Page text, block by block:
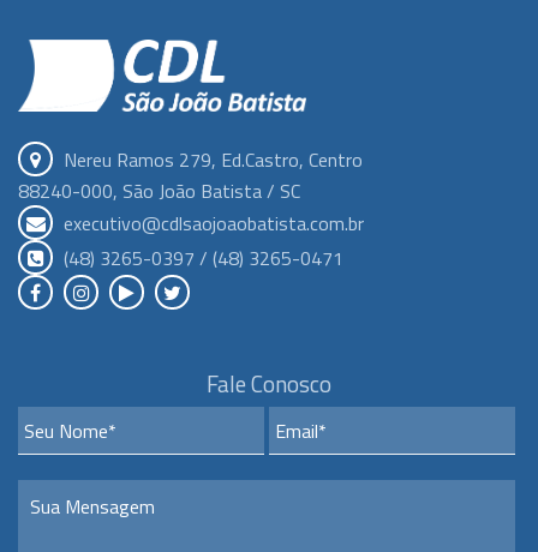
Nereu Ramos 279, Ed.Castro, Centro
88240-000, São João Batista / SC
executivo@cdlsaojoaobatista.com.br
(48) 3265-0397 / (48) 3265-0471
Fale Conosco